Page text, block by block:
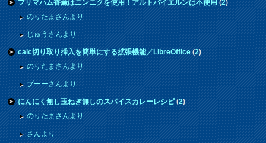
プリマハム香薫はニンニクを使用！アルトバイエルンは不使用(2)
のりたまさんより
じゅうさんより
calc切り取り挿入を簡単にする拡張機能／LibreOffice(2)
のりたまさんより
プーーさんより
にんにく無し玉ねぎ無しのスパイスカレーレシピ(2)
のりたまさんより
さんより